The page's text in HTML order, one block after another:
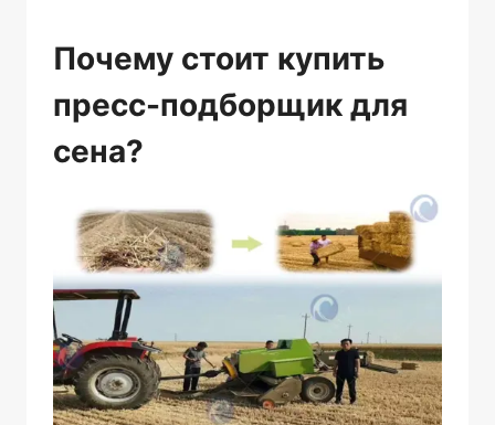
Почему стоит купить
пресс-подборщик для
сена?